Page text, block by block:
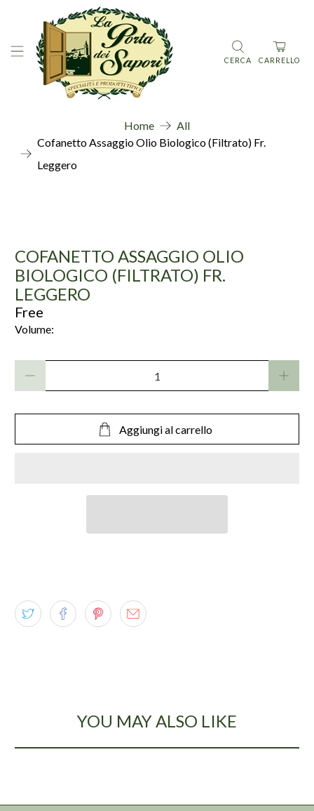
CERCA CARRELLO
Home
All
Cofanetto Assaggio Olio Biologico (Filtrato) Fr.
Leggero
COFANETTO ASSAGGIO OLIO
BIOLOGICO (FILTRATO) FR.
LEGGERO
Free
Volume:
Aggiungi al carrello
YOU MAY ALSO LIKE